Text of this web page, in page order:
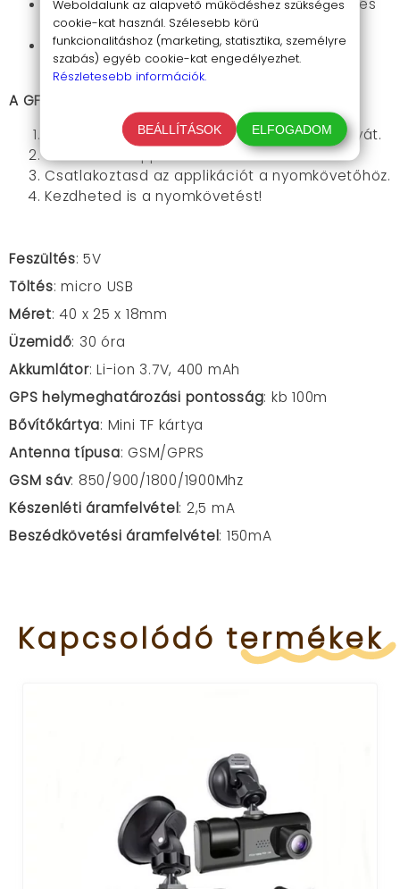
Erős mágnes: az eszköz aján két erős mágnes
kapott helyet, hogy könnyedén rögzíthesd.
Vízálló kivitel: a nyomkövető vízálló, minden
időjárási viszony mellett használható.
A GF07 GPS nyomkövető használata egyszerű:
Helyezd be a SIM kártyát és a memóriakártyát.
Töltsd le az applikációt a telefonodra.
Csatlakoztasd az applikációt a nyomkövetőhöz.
Kezdheted is a nyomkövetést!
Feszültés: 5V
Töltés: micro USB
Méret:40 x 25 x 18mm
Üzemidő: 30 óra
Akkumlátor: Li-ion 3.7V, 400 mAh
GPS helymeghatározási pontosság: kb 100m
Bővítőkártya: Mini TF kártya
Antenna típusa: GSM/GPRS
GSM sáv: 850/900/1800/1900Mhz
Készenléti áramfelvétel: 2,5 mA
Beszédkövetési áramfelvétel: 150mA
Kapcsolódó termékek
Weboldalunk az alapvető működéshez szükséges
cookie-kat használ. Szélesebb körű
funkcionalitáshoz (marketing, statisztika, személyre
szabás) egyéb cookie-kat engedélyezhet.
Részletesebb információk.
BEÁLLÍTÁSOK ELFOGADOM